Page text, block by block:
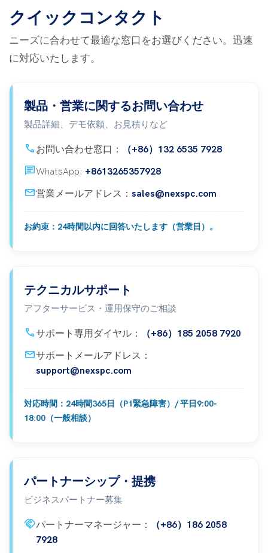
クイックコンタクト
ニーズに合わせて最適な窓口をお選びください。迅速
に対応いたします。
製品・営業に関するお問い合わせ
製品詳細、デモ依頼、お見積りなど
call お問い合わせ窓口： （+86）132 6535 7928
ChatWhatsApp: +8613265357928
mail営業メールアドレス： sales@nexspc.com
お約束：24時間以内に回答いたします（営業日）。
テクニカルサポート
アフターサービス・運用保守のご相談
callサポート専用ダイヤル： （+86）185 2058 7920
mailサポートメールアドレス：
support@nexspc.com
対応時間：24時間365日（P1緊急障害）/ 平日9:00-
18:00（一般相談）
パートナーシップ・提携
ビジネスパートナー募集
handshakeパートナーマネージャー：
（+86）186 2058
7928